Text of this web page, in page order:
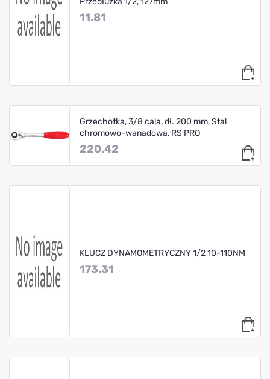
11.81
Grzechotka, 3/8 cala, dł. 200 mm, Stal
chromowo-wanadowa, RS PRO
220.42
KLUCZ DYNAMOMETRYCZNY 1/2 10-110NM
173.31